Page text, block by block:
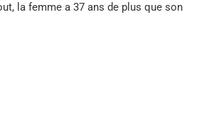
la femme a 37 ans de plus que son